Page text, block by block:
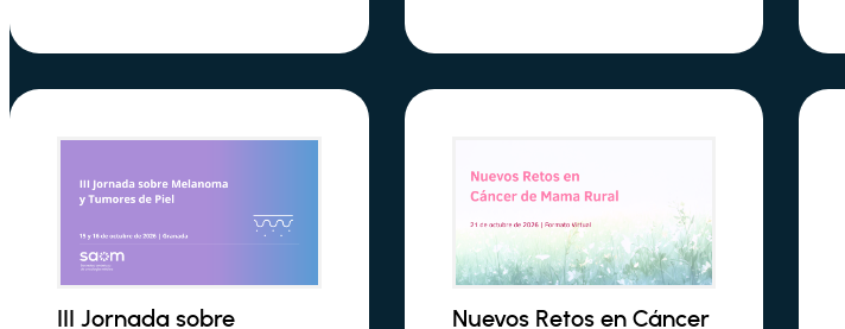
III Jornada sobre
Nuevos Retos en Cáncer